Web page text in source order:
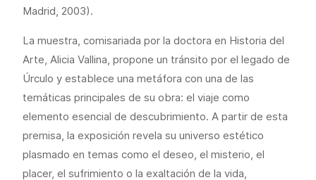
Madrid, 2003).
La muestra, comisariada por la doctora en Historia del
Arte, Alicia Vallina, propone un tránsito por el legado de
Úrculo y establece una metáfora con una de las
temáticas principales de su obra: el viaje como
elemento esencial de descubrimiento. A partir de esta
premisa, la exposición revela su universo estético
plasmado en temas como el deseo, el misterio, el
placer, el sufrimiento o la exaltación de la vida,